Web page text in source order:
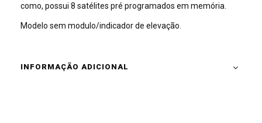
como, possui 8 satélites pré programados em memória.
Modelo sem modulo/indicador de elevação.
INFORMAÇÃO ADICIONAL